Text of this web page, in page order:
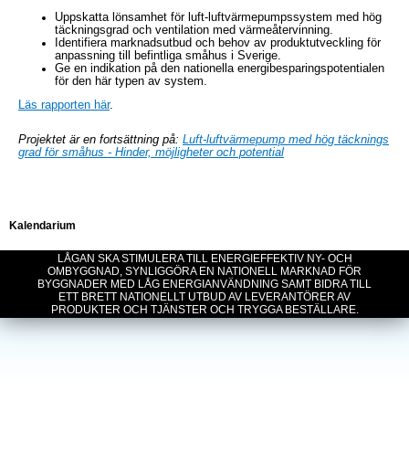
Uppskatta lönsamhet för luft-luftvärmepumpssystem med hög
täckningsgrad och ventilation med värmeåtervinning.
Identifiera marknadsutbud och behov av produktutveckling för
anpassning till befintliga småhus i Sverige.
Ge en indikation på den nationella energibesparingspotentialen
för den här typen av system.
Läs rapporten här.
Projektet är en fortsättning på: Luft-luftvärmepump med hög täcknings
grad för småhus - Hinder, möjligheter och potential
Kalendarium
LÅGAN SKA STIMULERA TILL ENERGIEFFEKTIV NY- OCH
OMBYGGNAD, SYNLIGGÖRA EN NATIONELL MARKNAD FÖR
BYGGNADER MED LÅG ENERGIANVÄNDNING SAMT BIDRA TILL
ETT BRETT NATIONELLT UTBUD AV LEVERANTÖRER AV
PRODUKTER OCH TJÄNSTER OCH TRYGGA BESTÄLLARE.